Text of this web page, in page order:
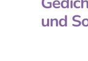
und